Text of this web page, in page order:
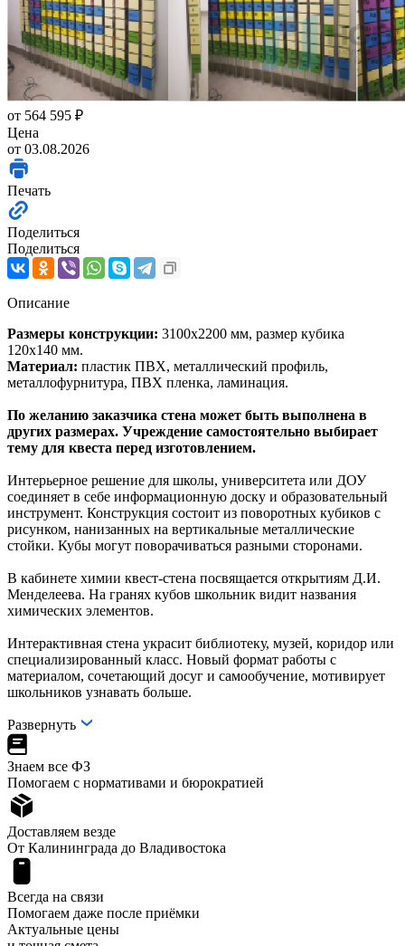
от 564 595 ₽
Цена
от 03.08.2026
Печать
Поделиться
Поделиться
Описание
Размеры конструкции: 3100х2200 мм, размер кубика
120х140 мм.
Материал: пластик ПВХ, металлический профиль,
металлофурнитура, ПВХ пленка, ламинация.
По желанию заказчика стена может быть выполнена в
других размерах. Учреждение самостоятельно выбирает
тему для квеста перед изготовлением.
Интерьерное решение для школы, университета или ДОУ
соединяет в себе информационную доску и образовательный
инструмент. Конструкция состоит из поворотных кубиков с
рисунком, нанизанных на вертикальные металлические
стойки. Кубы могут поворачиваться разными сторонами.
В кабинете химии квест-стена посвящается открытиям Д.И.
Менделеева. На гранях кубов школьник видит названия
химических элементов.
Интерактивная стена украсит библиотеку, музей, коридор или
специализированный класс. Новый формат работы с
материалом, сочетающий досуг и самообучение, мотивирует
школьников узнавать больше.
Развернуть
Знаем все ФЗ
Помогаем с нормативами и бюрократией
Доставляем везде
От Калининграда до Владивостока
Всегда на связи
Помогаем даже после приёмки
Актуальные цены